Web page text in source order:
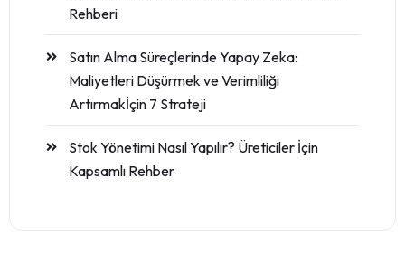
Rehberi
Satın Alma Süreçlerinde Yapay Zeka:
Maliyetleri Düşürmek ve Verimliliği
Artırmakİçin 7 Strateji
Stok Yönetimi Nasıl Yapılır? Üreticiler İçin
Kapsamlı Rehber